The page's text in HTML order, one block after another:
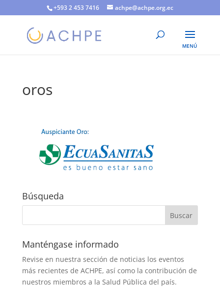
+593 2 453 7416 achpe@achpe.org.ec
oros
Búsqueda
Manténgase informado
Revise en nuestra sección de noticias los eventos
más recientes de ACHPE, así como la contribución de
nuestros miembros a la Salud Pública del país.